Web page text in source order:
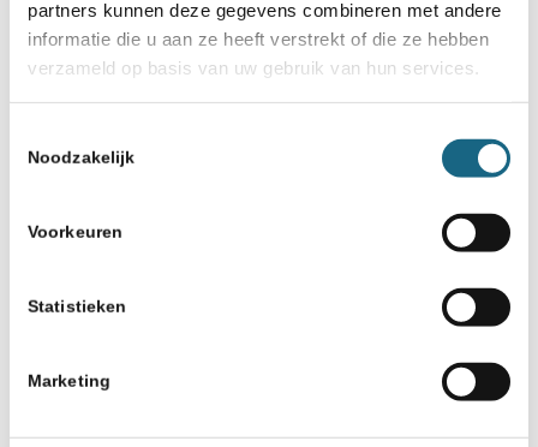
partners kunnen deze gegevens combineren met andere
informatie die u aan ze heeft verstrekt of die ze hebben
verzameld op basis van uw gebruik van hun services.
Noodzakelijk
Voorkeuren
Statistieken
Marketing